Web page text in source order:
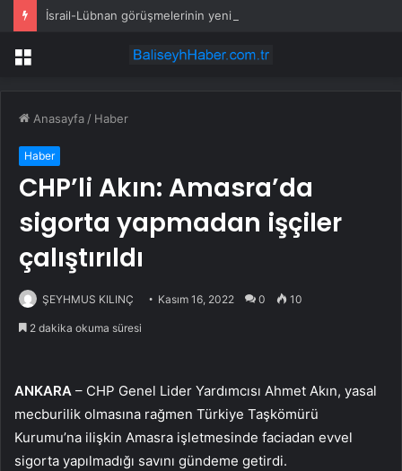
İsrail-Lübnan görüşmelerinin yeni turu Roma’da yapılacak
Menü
Anasayfa / Haber
Haber
CHP’li Akın: Amasra’da
sigorta yapmadan işçiler
çalıştırıldı
ŞEYHMUS KILINÇ Kasım 16, 2022 0 10
2 dakika okuma süresi
ANKARA – CHP Genel Lider Yardımcısı Ahmet Akın, yasal
mecburilik olmasına rağmen Türkiye Taşkömürü
Kurumu’na ilişkin Amasra işletmesinde faciadan evvel
sigorta yapılmadığı savını gündeme getirdi.